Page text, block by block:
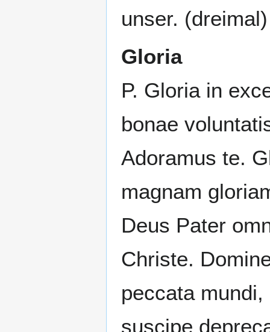
unser.
Gloria
P. Gloria in
bonae
Adoramus te.
magnam
Deus Pater
Christe.
peccata
suscipe